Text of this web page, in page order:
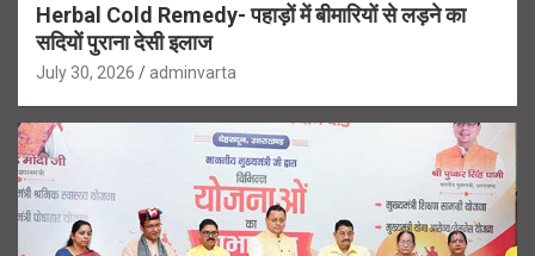
Herbal Cold Remedy- पहाड़ों में बीमारियों से लड़ने का
सदियों पुराना देसी इलाज
July 30, 2026 adminvarta